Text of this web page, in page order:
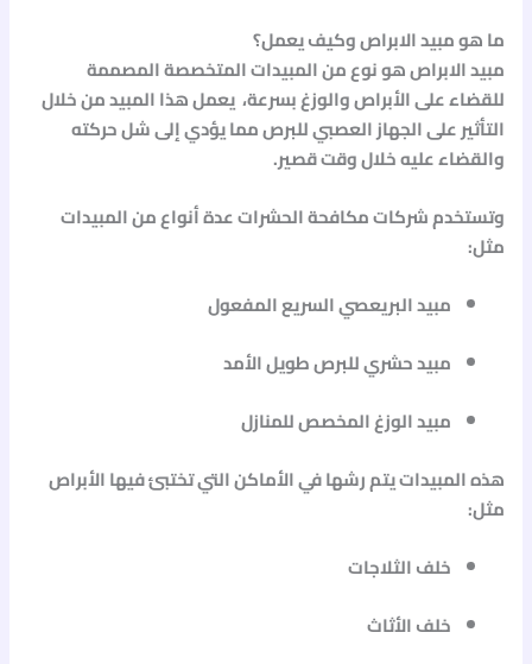
ما هو مبيد الابراص وكيف يعمل؟
مبيد الابراصهو نوع من المبيدات المتخصصة المصممة
للقضاء على الأبراص والوزغ بسرعة، يعمل هذا المبيد من خلال
التأثير على الجهاز العصبي للبرص مما يؤدي إلى شل حركته
والقضاء عليه خلال وقت قصير.
وتستخدم شركات مكافحة الحشرات عدة أنواع من المبيدات
مثل:
مبيد البريعصي السريع المفعول
مبيد حشري للبرص طويل الأمد
مبيد الوزغ المخصص للمنازل
هذه المبيدات يتم رشها في الأماكن التي تختبئ فيها الأبراص
مثل:
خلف الثلاجات
خلف الأثاث